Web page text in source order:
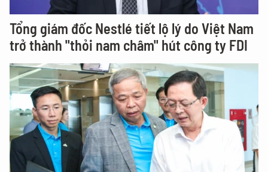
Tổng giám đốc Nestlé tiết lộ lý do Việt Nam
trở thành "thỏi nam châm" hút công ty FDI